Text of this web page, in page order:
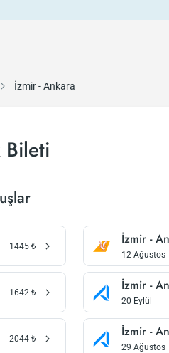
İzmir - Ankara
Bileti
1445 ₺ İzmir -
12 Ağustos
1642 ₺ İzmir -
20 Eylül
2044 ₺ İzmir -
29 Ağustos